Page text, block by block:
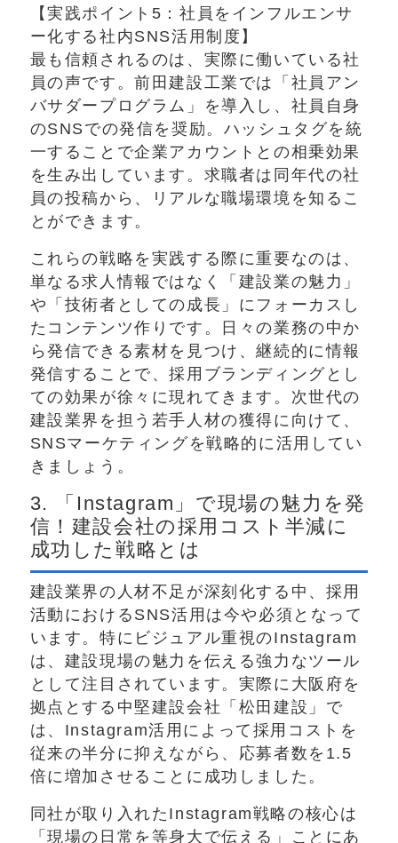
【実践ポイント5：社員をインフルエンサ
ー化する社内SNS活用制度】
最も信頼されるのは、実際に働いている社
員の声です。前田建設工業では「社員アン
バサダープログラム」を導入し、社員自身
のSNSでの発信を奨励。ハッシュタグを統
一することで企業アカウントとの相乗効果
を生み出しています。求職者は同年代の社
員の投稿から、リアルな職場環境を知るこ
とができます。
これらの戦略を実践する際に重要なのは、
単なる求人情報ではなく「建設業の魅力」
や「技術者としての成長」にフォーカスし
たコンテンツ作りです。日々の業務の中か
ら発信できる素材を見つけ、継続的に情報
発信することで、採用ブランディングとし
ての効果が徐々に現れてきます。次世代の
建設業界を担う若手人材の獲得に向けて、
SNSマーケティングを戦略的に活用してい
きましょう。
3. 「Instagram」で現場の魅力を発
信！建設会社の採用コスト半減に
成功した戦略とは
建設業界の人材不足が深刻化する中、採用
活動におけるSNS活用は今や必須となって
います。特にビジュアル重視のInstagram
は、建設現場の魅力を伝える強力なツール
として注目されています。実際に大阪府を
拠点とする中堅建設会社「松田建設」で
は、Instagram活用によって採用コストを
従来の半分に抑えながら、応募者数を1.5
倍に増加させることに成功しました。
同社が取り入れたInstagram戦略の核心は
「現場の日常を等身大で伝える」ことにあ